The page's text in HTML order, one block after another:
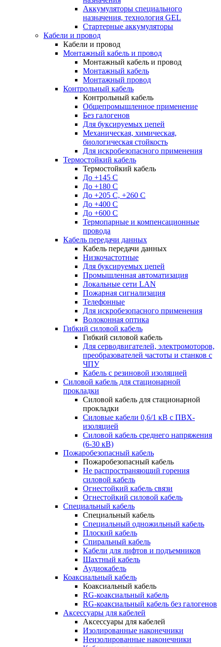
Аккумуляторы специального
назначения, технология GEL
Стартерные аккумуляторы
Кабели и провод
Кабели и провод
Монтажный кабель и провод
Монтажный кабель и провод
Монтажный кабель
Монтажный провод
Контрольный кабель
Контрольный кабель
Общепромышленное применение
Без галогенов
Для буксируемых цепей
Механическая, химическая,
биологическая стойкость
Для искробезопасного применения
Термостойкий кабель
Термостойкий кабель
До +145 С
До +180 C
До +205 С, +260 С
До +400 C
До +600 С
Термопарные и компенсационные
провода
Кабель передачи данных
Кабель передачи данных
Низкочастотные
Для буксируемых цепей
Промышленная автоматизация
Локальные сети LAN
Пожарная сигнализация
Телефонные
Для искробезопасного применения
Волоконная оптика
Гибкий силовой кабель
Гибкий силовой кабель
Для серводвигателей, электромоторов,
преобразователей частоты и станков с
ЧПУ
Кабель с резиновой изоляцией
Силовой кабель для стационарной
прокладки
Силовой кабель для стационарной
прокладки
Силовые кабели 0,6/1 кВ с ПВХ-
изоляцией
Силовой кабель среднего напряжения
(6-30 кВ)
Пожаробезопасный кабель
Пожаробезопасный кабель
Не распространяющий горения
силовой кабель
Огнестойкий кабель связи
Огнестойкий силовой кабель
Специальный кабель
Специальный кабель
Специальный одножильный кабель
Плоский кабель
Спиральный кабель
Кабели для лифтов и подъемников
Шахтный кабель
Аудиокабель
Коаксиальный кабель
Коаксиальный кабель
RG-коаксиальный кабель
RG-коаксиальный кабель без галогенов
Аксессуары для кабелей
Аксессуары для кабелей
Изолированные наконечники
Неизолированные наконечники